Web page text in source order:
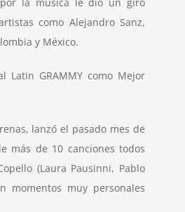
como Alejandro Sanz,
y México.
Latin GRAMMY como Mejor
lanzó el pasado mes de
más de 10 canciones todos
(Laura Pausinni, Pablo
momentos muy personales